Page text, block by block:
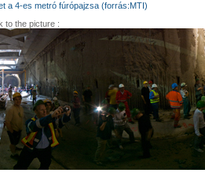
a 4-es metró fúrópajzsa (forrás:MTI)
to the picture :